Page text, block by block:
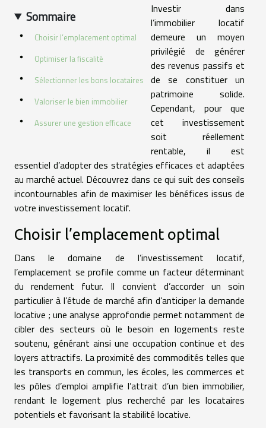
Sommaire
Choisir l’emplacement optimal
Optimiser la fiscalité
Sélectionner les bons locataires
Valoriser le bien immobilier
Assurer une gestion efficace
Investir dans
l’immobilier locatif
demeure un moyen
privilégié de générer
des revenus passifs et
de se constituer un
patrimoine solide.
Cependant, pour que
cet investissement
soit réellement
rentable, il est
essentiel d’adopter des stratégies efficaces et adaptées
au marché actuel. Découvrez dans ce qui suit des conseils
incontournables afin de maximiser les bénéfices issus de
votre investissement locatif.
Choisir l’emplacement optimal
Dans le domaine de l’investissement locatif,
l’emplacement se profile comme un facteur déterminant
du rendement futur. Il convient d’accorder un soin
particulier à l’étude de marché afin d’anticiper la demande
locative ; une analyse approfondie permet notamment de
cibler des secteurs où le besoin en logements reste
soutenu, générant ainsi une occupation continue et des
loyers attractifs. La proximité des commodités telles que
les transports en commun, les écoles, les commerces et
les pôles d’emploi amplifie l’attrait d’un bien immobilier,
rendant le logement plus recherché par les locataires
potentiels et favorisant la stabilité locative.